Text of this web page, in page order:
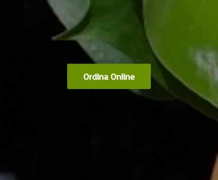
Ordina Online